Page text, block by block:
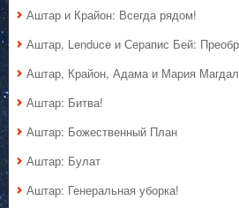
Аштар и Крайон: Всегда рядом!
Аштар, Lenduce и Серапис Бей:
Аштар, Крайон, Адама и Мария
Аштар: Битва!
Аштар: Божественный План
Аштар: Булат
Аштар: Генеральная уборка!